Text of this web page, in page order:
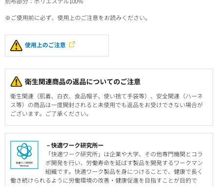
※ご使用前に必ず、使用上のご注意をお読みください。
使用上のご注意
衛生関連商品の返品についてのご注意
衛生関連（肌着、白衣、食品帽子、使い捨て手袋等）、安全関連（ハーネ
ス等）の商品は一度開封されると未使用でも返品をお受けできない場合が
ございます。ご了承ください。
－快適ワーク研究所ー
「快適ワーク研究所」は企業や大学、その他専門機関とコラ
ボ開発を行い、労働寿命を延ばす製品を開発するワークマン
組織です。快適ワーク製品を身につけることで、健康で長く
働き続けられるように労働環境の改善・健康促進を目指すことが目的で